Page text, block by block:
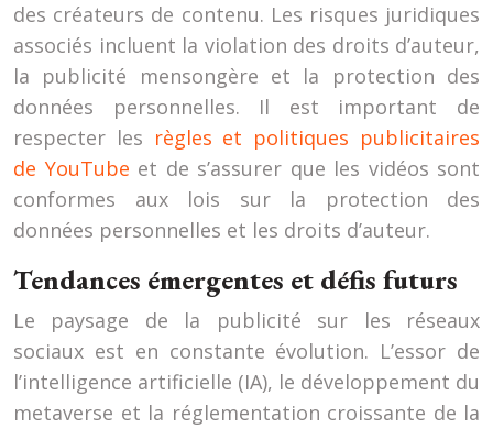
des créateurs de contenu. Les risques juridiques
associés incluent la violation des droits d’auteur,
la publicité mensongère et la protection des
données personnelles. Il est important de
respecter les règles et politiques publicitaires
de YouTube et de s’assurer que les vidéos sont
conformes aux lois sur la protection des
données personnelles et les droits d’auteur.
Tendances émergentes et défis futurs
Le paysage de la publicité sur les réseaux
sociaux est en constante évolution. L’essor de
l’intelligence artificielle (IA), le développement du
metaverse et la réglementation croissante de la